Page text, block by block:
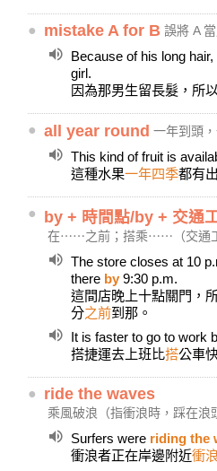
● mistake A for B 誤將 A
Because of his long hair, I
girl.
因為那男生留長髮，所
● all year round 一年到頭
This kind of fruit is
這種水果一年四季都有
● by + 時間點/by + 交通
在⋯⋯之前；搭乘⋯⋯（交通工
The store closes at 10
there by 9:30 p.m.
這間店晚上十點關門，
分之前到那。
It is faster to go to work
搭捷運去上班比搭公車
● ride the waves
乘風破浪（指衝浪時，踩在浪
Surfers were riding the
衝浪者正在岸邊附近衝浪